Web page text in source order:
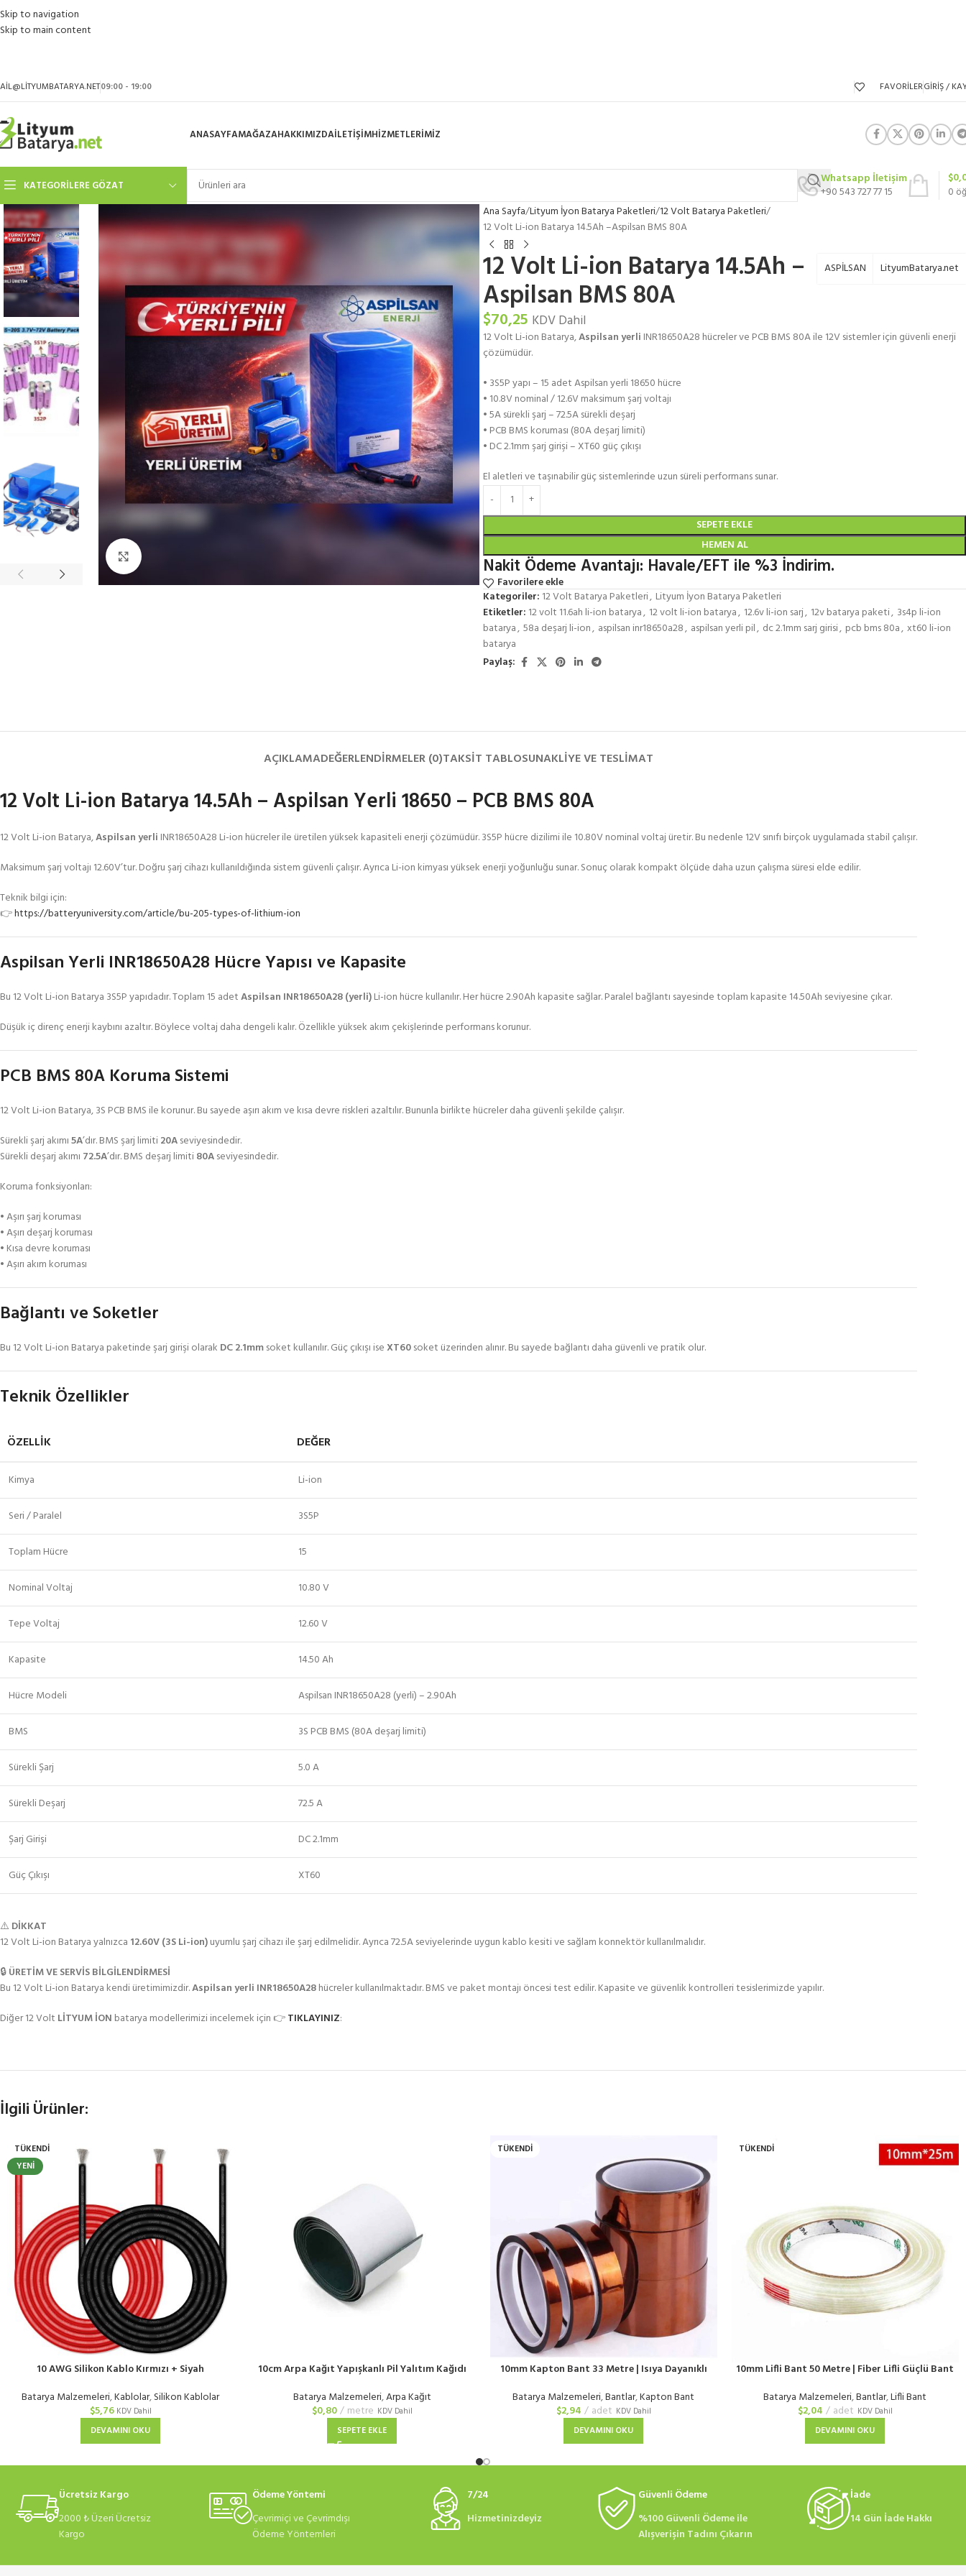
Skip to navigation
Skip to main content
09:00 - 19:00 FAVORILERGIRIŞ /
ANASAYFAMAĞAZAHAKKIMIZDAİLETIŞIMHIZMETLERIMIZ
KATEGORILERE GÖZAT
Whatsapp İletişim
+90 543 727 77 15
0
$
Ana Sayfa Lityum İyon Batarya Paketleri 12 Volt Batarya Paketleri
12 Volt Li-ion Batarya 14.5Ah –Aspilsan BMS 80A
12 Volt Li-ion Batarya 14.5Ah –
Aspilsan BMS 80A
ASPİLSAN LityumBatarya.net
$70,25 KDV Dahil
12 Volt Li-ion Batarya,Aspilsan yerli INR18650A28 hücreler ve PCB BMS 80A ile 12V sistemler için güvenli enerji
çözümüdür.
• 3S5P yapı – 15 adet Aspilsan yerli 18650 hücre
• 10.8V nominal / 12.6V maksimum şarj voltajı
• 5A sürekli şarj – 72.5A sürekli deşarj
• PCB BMS koruması (80A deşarj limiti)
• DC 2.1mm şarj girişi – XT60 güç çıkışı
El aletleri ve taşınabilir güç sistemlerinde uzun süreli performans sunar.
SEPETE EKLE
HEMEN AL
Nakit Ödeme Avantajı: Havale/EFT ile %3 İndirim.
Favorilere ekle
Kategoriler: 12 Volt Batarya Paketleri, Lityum İyon Batarya Paketleri
Etiketler: 12 volt 11.6ah li-ion batarya, 12 volt li-ion batarya, 12.6v li-ion sarj, 12v batarya paketi, 3s4p li-ion
batarya, 58a deşarj li-ion, aspilsan inr18650a28, aspilsan yerli pil, dc 2.1mm sarj girisi, pcb bms 80a, xt60 li-ion
batarya
Paylaş:
AÇIKLAMADEĞERLENDIRMELER (0)TAKSIT TABLOSUNAKLIYE VE TESLIMAT
12 Volt Li-ion Batarya 14.5Ah – Aspilsan Yerli 18650 – PCB BMS 80A
12 Volt Li-ion Batarya,Aspilsan yerli INR18650A28 Li-ion hücreler ile üretilen yüksek kapasiteli enerji çözümüdür. 3S5P hücre dizilimi ile 10.80V nominal voltaj üretir. Bu nedenle 12V sınıfı birçok uygulamada stabil çalışır.
Maksimum şarj voltajı 12.60V’tur. Doğru şarj cihazı kullanıldığında sistem güvenli çalışır. Ayrıca Li-ion kimyası yüksek enerji yoğunluğu sunar. Sonuç olarak kompakt ölçüde daha uzun çalışma süresi elde edilir.
Teknik bilgi için:
👉https://batteryuniversity.com/article/bu-205-types-of-lithium-ion
Aspilsan Yerli INR18650A28 Hücre Yapısı ve Kapasite
Bu 12 Volt Li-ion Batarya 3S5P yapıdadır. Toplam 15 adetAspilsan INR18650A28 (yerli)Li-ion hücre kullanılır. Her hücre 2.90Ah kapasite sağlar. Paralel bağlantı sayesinde toplam kapasite 14.50Ah seviyesine çıkar.
Düşük iç direnç enerji kaybını azaltır. Böylece voltaj daha dengeli kalır. Özellikle yüksek akım çekişlerinde performans korunur.
PCB BMS 80A Koruma Sistemi
12 Volt Li-ion Batarya, 3S PCB BMS ile korunur. Bu sayede aşırı akım ve kısa devre riskleri azaltılır. Bununla birlikte hücreler daha güvenli şekilde çalışır.
Sürekli şarj akımı5A’dır. BMS şarj limiti20Aseviyesindedir.
Sürekli deşarj akımı 72.5A’dır. BMS deşarj limiti80Aseviyesindedir.
Koruma fonksiyonları:
• Aşırı şarj koruması
• Aşırı deşarj koruması
• Kısa devre koruması
• Aşırı akım koruması
Bağlantı ve Soketler
Bu 12 Volt Li-ion Batarya paketinde şarj girişi olarak DC 2.1mmsoket kullanılır. Güç çıkışı iseXT60soket üzerinden alınır. Bu sayede bağlantı daha güvenli ve pratik olur.
Teknik Özellikler
ÖZELLIK DEĞER
Kimya Li-ion
Seri / Paralel 3S5P
Toplam Hücre 15
Nominal Voltaj 10.80 V
Tepe Voltaj 12.60 V
Kapasite 14.50 Ah
Hücre Modeli Aspilsan INR18650A28 (yerli) – 2.90Ah
BMS 3S PCB BMS (80A deşarj limiti)
Sürekli Şarj 5.0 A
Sürekli Deşarj 72.5 A
Şarj Girişi DC 2.1mm
Güç Çıkışı XT60
⚠️ DİKKAT
12 Volt Li-ion Batarya yalnızca 12.60V (3S Li-ion)uyumlu şarj cihazı ile şarj edilmelidir. Ayrıca 72.5A seviyelerinde uygun kablo kesiti ve sağlam konnektör kullanılmalıdır.
🔒ÜRETİM VE SERVİS BİLGİLENDİRMESİ
Bu 12 Volt Li-ion Batarya kendi üretimimizdir.Aspilsan yerli INR18650A28hücreler kullanılmaktadır. BMS ve paket montajı öncesi test edilir. Kapasite ve güvenlik kontrolleri tesislerimizde yapılır.
Diğer 12 Volt LİTYUM İON batarya modellerimizi incelemek için 👉TIKLAYINIZ:
İlgili Ürünler:
TÜKENDI
YENI
10 AWG Silikon Kablo Kırmızı + Siyah
Batarya Malzemeleri,Kablolar,Silikon Kablolar
$5,76 KDV Dahil
DEVAMINI OKU
10cm Arpa Kağıt Yapışkanlı Pil Yalıtım Kağıdı
Batarya Malzemeleri,Arpa Kağıt
$0,80 metre KDV Dahil
SEPETE EKLE
TÜKENDI
10mm Kapton Bant 33 Metre | Isıya Dayanıklı
Batarya Malzemeleri,Bantlar,Kapton Bant
$2,94 adet KDV Dahil
DEVAMINI OKU
TÜKENDI
10mm Lifli Bant 50 Metre | Fiber Lifli Güçlü Bant
Batarya Malzemeleri,Bantlar,Lifli Bant
$2,04 adet KDV Dahil
DEVAMINI OKU
Ücretsiz Kargo
2000 ₺ Üzeri Ücretsiz
Kargo
Ödeme Yöntemi
Çevrimiçi ve Çevrimdışı
Ödeme Yöntemleri
7/24
Hizmetinizdeyiz
Güvenli Ödeme
%100 Güvenli Ödeme ile
Alışverişin Tadını Çıkarın
İade
14 Gün İade Hakkı